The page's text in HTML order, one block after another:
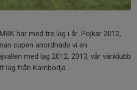
har med tre lag i år. Pojkar 2012,
cupen anordnade vi en
med lag 2012, 2013, vår vänklubb
lag från Kambodja....